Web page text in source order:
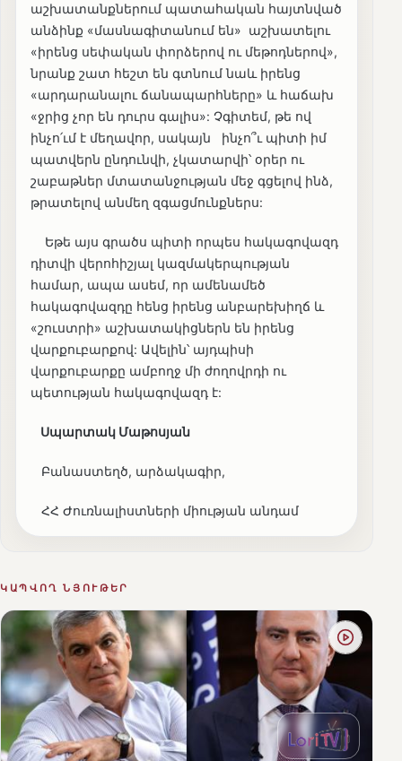
աշխատանքներում պատահական հայտնված
անձինք «մասնագիտանում են» աշխատելու
«իրենց սեփական փորձերով ու մեթոդներով»,
նրանք շատ հեշտ են գտնում նաև իրենց
«արդարանալու ճանապարհները» և հաճախ
«ջրից չոր են դուրս գալիս»: Չգիտեմ, թե ով
ինչո՛ւմ է մեղավոր, սակայն ինչո՞ւ պիտի իմ
պատվերն ընդունվի, չկատարվի՝ օրեր ու
շաբաթներ մտատանջության մեջ գցելով ինձ,
թրատելով անմեղ զգացմունքներս:
Եթե այս գրածս պիտի որպես հակագովազդ
դիտվի վերոհիշյալ կազմակերպության
համար, ապա ասեմ, որ ամենամեծ
հակագովազդը հենց իրենց անբարեխիղճ և
«շուստրի» աշխատակիցներն են իրենց
վարքուբարքով: Ավելին՝ այդպիսի
վարքուբարքը ամբողջ մի ժողովրդի ու
պետության հակագովազդ է:
Սպարտակ Մաթոսյան
Բանաստեղծ, արձակագիր,
ՀՀ Ժուռնալիստների միության անդամ
ԿԱՊՎՈՂ ՆՅՈՒԹԵՐ